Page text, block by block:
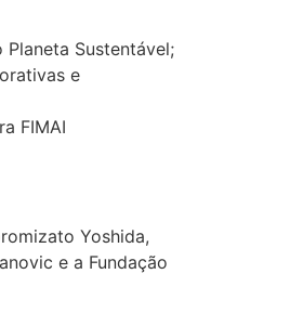
Sustentável;
e
FIMAI
Yoshida,
e a Fundação